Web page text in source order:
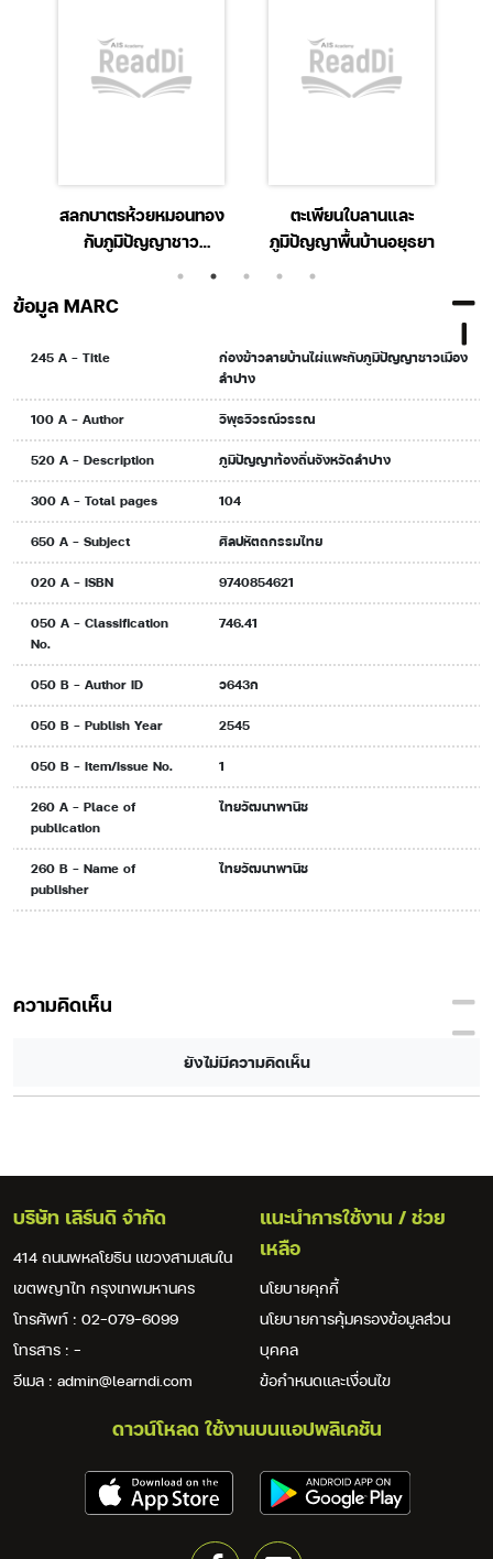
สลกบาตรห้วยหมอนทอง
กับภูมิปัญญาชาว
ตะเพียนใบลานและ
ภูมิปัญญาพื้นบ้านอยุธยา
ข้อมูล MARC
245 A - Title
ก่องข้าวลายบ้านไผ่แพะกับภูมิปัญญาชาวเมือง
ลำปาง
100 A - Author วิพุธวิวรณ์วรรณ
520 A - Description ภูมิปัญญาท้องถิ่นจังหวัดลำปาง
300 A - Total pages 104
650 A - Subject ศิลปหัตถกรรมไทย
020 A - ISBN 9740854621
050 A - Classification
No.
746.41
050 B - Author ID ว643ก
050 B - Publish Year 2545
050 B - Item/Issue No. 1
260 A - Place of
publication
ไทยวัฒนาพานิช
260 B - Name of
publisher
ไทยวัฒนาพานิช
ความคิดเห็น
ยังไม่มีความคิดเห็น
บริษัท เลิร์นดิ จำกัด
414 ถนนพหลโยธิน แขวงสามเสนใน
เขตพญาไท กรุงเทพมหานคร
โทรศัพท์ : 02-079-6099
โทรสาร : -
อีเมล : admin@learndi.com
แนะนำการใช้งาน / ช่วย
เหลือ
นโยบายคุกกี้
นโยบายการคุ้มครองข้อมูลส่วน
บุคคล
ข้อกำหนดและเงื่อนไข
ดาวน์โหลด ใช้งานบนแอปพลิเคชัน